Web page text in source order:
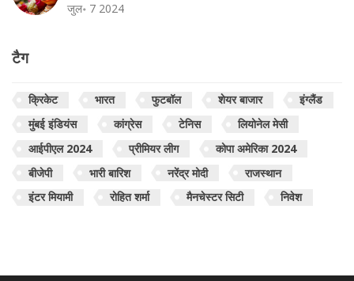
जुल॰ 7 2024
टैग
क्रिकेट भारत फुटबॉल शेयर बाजार
इंग्लैंड
मुंबई इंडियंस
कांग्रेस टेनिस
लियोनेल मेसी
आईपीएल 2024
प्रीमियर लीग
कोपा अमेरिका 2024
बीजेपी
भारी बारिश नरेंद्र मोदी
राजस्थान
इंटर मियामी
रोहित शर्मा मैनचेस्टर सिटी निवेश